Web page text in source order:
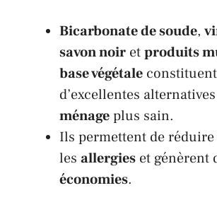
Bicarbonate de soude,
savon noir etproduits
base végétale constituent
d’excellentes
ménageplus sain.
Ils permettent de réduire
les allergies et génèrent
économies.